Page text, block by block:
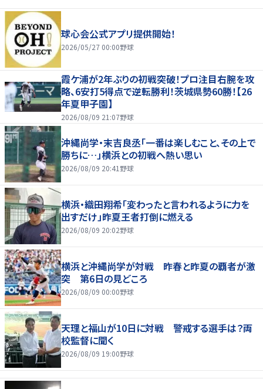
球心会公式アプリ提供開始！
2026/05/27 00:00野球
霞ケ浦が2年ぶりの初戦突破！プロ注目右腕を攻
略、6安打5得点で逆転勝利！茨城県勢60勝！【26
年夏甲子園】
2026/08/09 21:07野球
沖縄尚学・末吉良丞「一番は楽しむこと、その上で
勝ちに…」横浜との初戦へ熱い思い
2026/08/09 20:41 野球
横浜・織田翔希「変わったと言われるように力を
出すだけ」昨夏王者打倒に燃える
2026/08/09 20:02野球
横浜と沖縄尚学が対戦 昨春と昨夏の覇者が激
突 第6日の見どころ
2026/08/09 00:00野球
天理と福山が10日に対戦 警戒する選手は？両
校監督に聞く
2026/08/09 19:00野球